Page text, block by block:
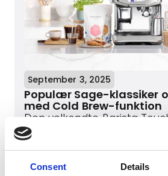
Consent Details
September 3, 2025
Populær Sage-klassiker
med Cold Brew-funktion
Den velkendte Barista
Sage er opgraderet med
Cold Extraction Technology™